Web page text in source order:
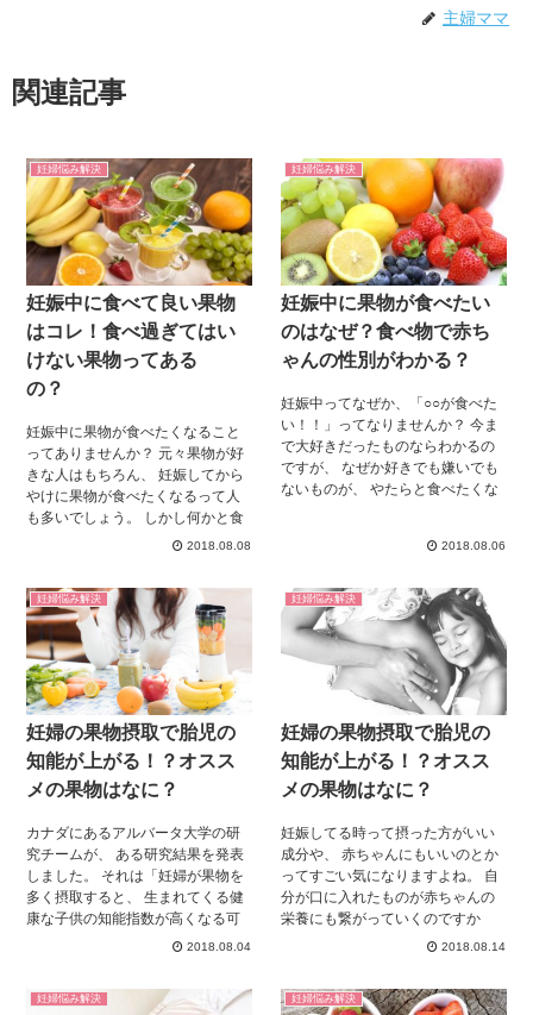
主婦ママ
関連記事
妊婦悩み解決
妊娠中に食べて良い果物
はコレ！食べ過ぎてはい
けない果物ってある
の？
妊娠中に果物が食べたくなること
ってありませんか？ 元々果物が好
きな人はもちろん、 妊娠してから
やけに果物が食べたくなるって人
も多いでしょう。 しかし何かと食
事制限が多いのが妊娠中。 食べて
うか？ もし食べ過ぎてしまった場
合は、 どんなリスクがあるのでし
ょうか？ この記事ではこういった
ことを調べてみました。 これを読
んで、健康的な妊娠生活を過ごし
ましょう！
2018.08.08
妊婦悩み解決
妊娠中に果物が食べたい
のはなぜ？食べ物で赤ち
ゃんの性別がわかる？
妊娠中ってなぜか、「○○が食べた
い！！」ってなりませんか？ 今ま
で大好きだったものならわかるの
ですが、 なぜか好きでも嫌いでも
ないものが、 やたらと食べたくな
う。 ところでよく、赤ちゃんの性
るものが違う、 という話を聞きま
せんか？ 果物が食べたくなるとき
は、男の子？女の子？ そもそもな
んでこんなに果物が食べたくなる
の？ それらの疑問を調べてみまし
2018.08.06
妊婦悩み解決
妊婦の果物摂取で胎児の
知能が上がる！？オスス
メの果物はなに？
カナダにあるアルバータ大学の研
究チームが、 ある研究結果を発表
しました。 それは「妊婦が果物を
多く摂取すると、 生まれてくる健
康な子供の知能指数が高くなる可
能性がある」 というものです。 カ
て、 生まれてくる子供の生後1年
2018.08.04
妊婦悩み解決
妊婦の果物摂取で胎児の
知能が上がる！？オスス
メの果物はなに？
妊娠してる時って摂った方がいい
成分や、 赤ちゃんにもいいのとか
ってすごい気になりますよね。 自
分が口に入れたものが赤ちゃんの
栄養にも繋がっていくのですか
ら。 その中でも胎児の知能が上が
ぜひ、読んで参考にしてみてくだ
2018.08.14
妊婦悩み解決 妊婦悩み解決